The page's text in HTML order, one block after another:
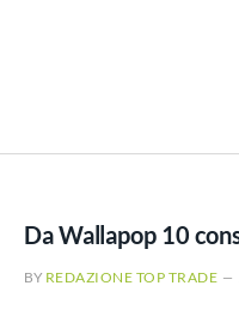
Da Wallapop 10
BY REDAZIONE TOP TRADE